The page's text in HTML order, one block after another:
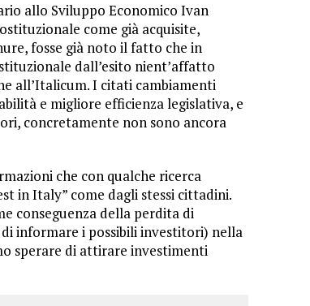
allo Sviluppo Economico Ivan
come già acquisite,
fosse già noto il fatto che in
dall’esito nient’affatto
all’Italicum. I citati cambiamenti
e migliore efficienza legislativa, e
concretamente non sono ancora
che con qualche ricerca
in Italy” come dagli stessi cittadini.
conseguenza della perdita di
informare i possibili investitori) nella
sperare di attirare investimenti